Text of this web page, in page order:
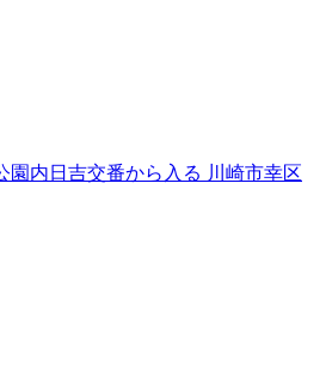
内日吉交番から入る 川崎市幸区